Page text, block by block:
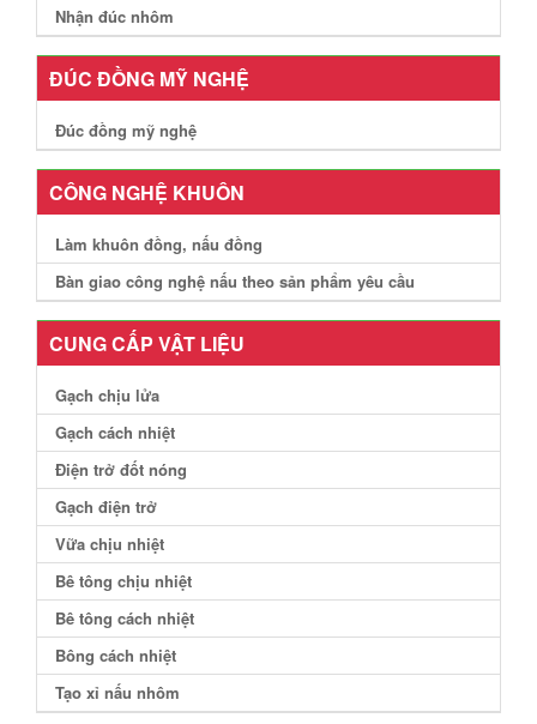
Nhận đúc nhôm
ĐÚC ĐỒNG MỸ NGHỆ
Đúc đồng mỹ nghệ
CÔNG NGHỆ KHUÔN
Làm khuôn đồng, nấu đồng
Bàn giao công nghệ nấu theo sản phẩm yêu cầu
CUNG CẤP VẬT LIỆU
Gạch chịu lửa
Gạch cách nhiệt
Điện trở đốt nóng
Gạch điện trở
Vữa chịu nhiệt
Bê tông chịu nhiệt
Bê tông cách nhiệt
Bông cách nhiệt
Tạo xỉ nấu nhôm